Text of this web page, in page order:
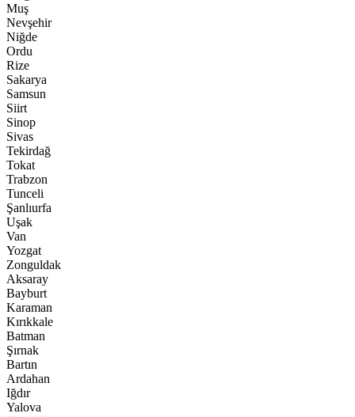
Muş
Nevşehir
Niğde
Ordu
Rize
Sakarya
Samsun
Siirt
Sinop
Sivas
Tekirdağ
Tokat
Trabzon
Tunceli
Şanlıurfa
Uşak
Van
Yozgat
Zonguldak
Aksaray
Bayburt
Karaman
Kırıkkale
Batman
Şırnak
Bartın
Ardahan
Iğdır
Yalova